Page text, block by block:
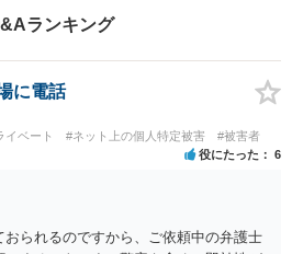
を厳選しておりますので迅速対応が可能で
ランキング
に電話
イベート #ネット上の個人特定被害 #被害者
役にたった 6
られるのですから、ご依頼中の弁護士